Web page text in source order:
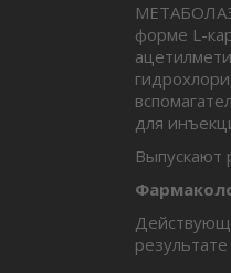
форме L-
для
Выпускают
результате